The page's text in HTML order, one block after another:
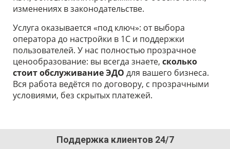
изменениях в законодательстве.
Услуга оказывается «под ключ»: от выбора
оператора до настройки в 1С и поддержки
пользователей. У нас полностью прозрачное
ценообразование: вы всегда знаете, сколько
стоит обслуживание ЭДО для вашего бизнеса.
Вся работа ведётся по договору, с прозрачными
условиями, без скрытых платежей.
Поддержка клиентов 24/7